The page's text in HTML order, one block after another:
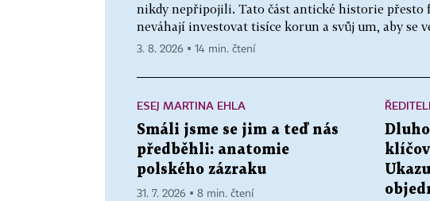
nikdy nepřipojili. Tato část antické historie přesto
neváhají investovat tisíce korun a svůj um, aby se
3. 8. 2026 ▪ 14 min. čtení
ESEJ MARTINA EHLA
Smáli jsme se jim a teď nás
předběhli: anatomie
polského zázraku
31. 7. 2026 ▪ 8 min. čtení